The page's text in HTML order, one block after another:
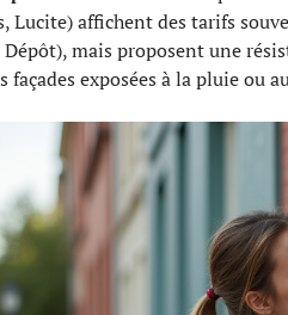
Lucite) affichent des tarifs
mais proposent une
façades exposées à la pluie ou